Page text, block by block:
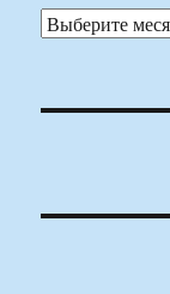
Архивы